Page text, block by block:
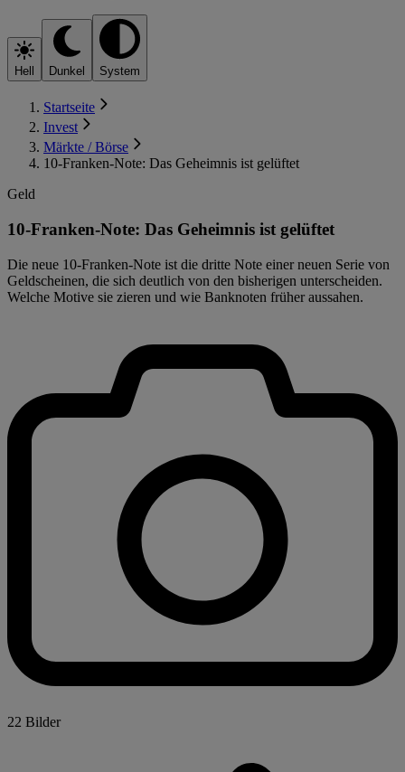
Hell Dunkel System
Startseite
Invest
Märkte / Börse
10-Franken-Note: Das Geheimnis ist gelüftet
Geld
10-Franken-Note: Das Geheimnis ist gelüftet
Die neue 10-Franken-Note ist die dritte Note einer neuen Serie von
Geldscheinen, die sich deutlich von den bisherigen unterscheiden.
Welche Motive sie zieren und wie Banknoten früher aussahen.
22 Bilder